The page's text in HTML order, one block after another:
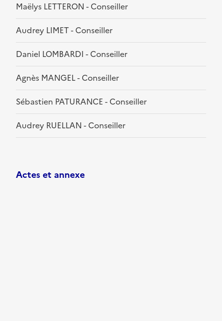
Maëlys LETTERON - Conseiller
Audrey LIMET - Conseiller
Daniel LOMBARDI - Conseiller
Agnès MANGEL - Conseiller
Sébastien PATURANCE - Conseiller
Audrey RUELLAN - Conseiller
Actes et annexe